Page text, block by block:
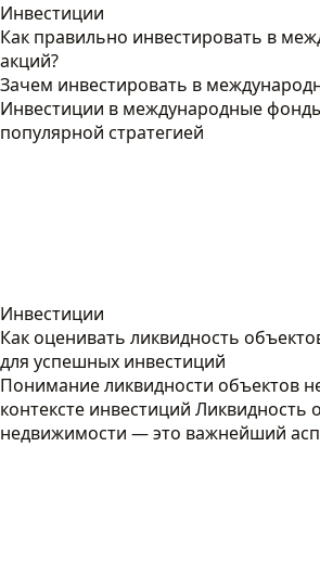
Инвестиции
Как правильно инвестировать в
акций?
Зачем инвестировать в
Инвестиции в международные
популярной стратегией
Инвестиции
Как оценивать ликвидность
для успешных инвестиций
Понимание ликвидности объектов
контексте инвестиций Ликвидность
недвижимости — это важнейший